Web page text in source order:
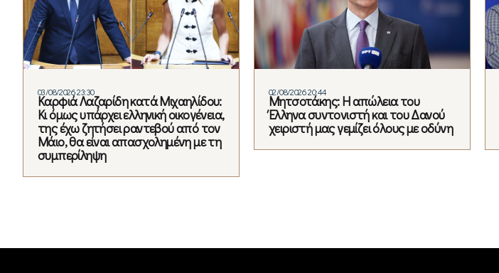
03/08/2026 23:30
Καρφιά Λαζαρίδη κατά Μιχαηλίδου:
Κι όμως υπάρχει ελληνική οικογένεια,
της έχω ζητήσει ραντεβού από τον
Μάιο, θα είναι απασχολημένη με τη
συμπερίληψη
02/08/2026 20:44
Μητσοτάκης: Η απώλεια του
Έλληνα συντονιστή και του Δανού
χειριστή μας γεμίζει όλους με οδύνη